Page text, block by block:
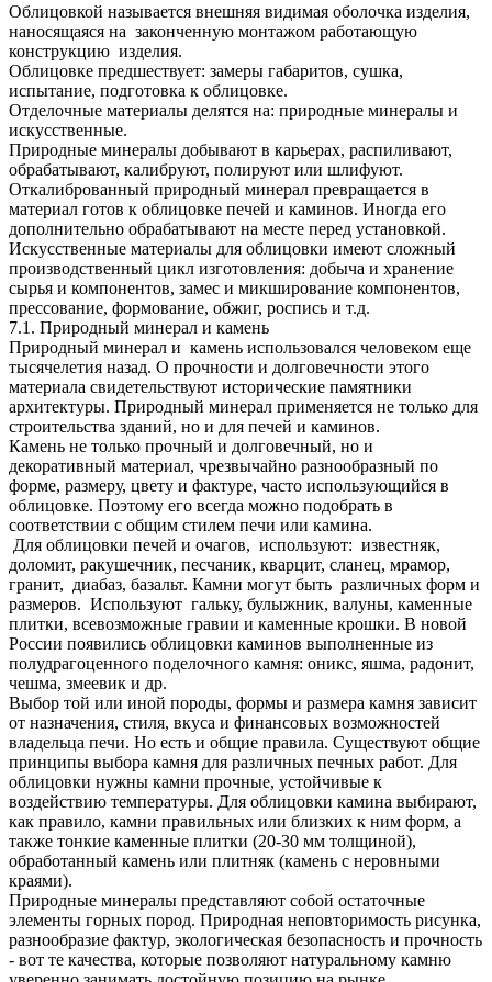
Облицовкой называется внешняя видимая оболочка изделия,
наносящаяся на законченную монтажом работающую
конструкцию изделия.
Облицовке предшествует: замеры габаритов, сушка,
испытание, подготовка к облицовке.
Отделочные материалы делятся на: природные минералы и
искусственные.
Природные минералы добывают в карьерах, распиливают,
обрабатывают, калибруют, полируют или шлифуют.
Откалиброванный природный минерал превращается в
материал готов к облицовке печей и каминов. Иногда его
дополнительно обрабатывают на месте перед установкой.
Искусственные материалы для облицовки имеют сложный
производственный цикл изготовления: добыча и хранение
сырья и компонентов, замес и микширование компонентов,
прессование, формование, обжиг, роспись и т.д.
7.1. Природный минерал и камень
Природный минерал и камень использовался человеком еще
тысячелетия назад. О прочности и долговечности этого
материала свидетельствуют исторические памятники
архитектуры. Природный минерал применяется не только для
строительства зданий, но и для печей и каминов.
Камень не только прочный и долговечный, но и
декоративный материал, чрезвычайно разнообразный по
форме, размеру, цвету и фактуре, часто использующийся в
облицовке. Поэтому его всегда можно подобрать в
соответствии с общим стилем печи или камина.
Для облицовки печей и очагов, используют: известняк,
доломит, ракушечник, песчаник, кварцит, сланец, мрамор,
гранит, диабаз, базальт. Камни могут быть различных форм и
размеров. Используют гальку, булыжник, валуны, каменные
плитки, всевозможные гравии и каменные крошки. В новой
России появились облицовки каминов выполненные из
полудрагоценного поделочного камня: оникс, яшма, радонит,
чешма, змеевик и др.
Выбор той или иной породы, формы и размера камня зависит
от назначения, стиля, вкуса и финансовых возможностей
владельца печи. Но есть и общие правила. Существуют общие
принципы выбора камня для различных печных работ. Для
облицовки нужны камни прочные, устойчивые к
воздействию температуры. Для облицовки камина выбирают,
как правило, камни правильных или близких к ним форм, а
также тонкие каменные плитки (20-30 мм толщиной),
обработанный камень или плитняк (камень с неровными
краями).
Природные минералы представляют собой остаточные
элементы горных пород. Природная неповторимость рисунка,
разнообразие фактур, экологическая безопасность и прочность
- вот те качества, которые позволяют натуральному камню